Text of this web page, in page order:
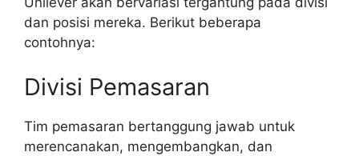
dan posisi mereka. Berikut beberapa
contohnya:
Divisi Pemasaran
Tim pemasaran bertanggung jawab untuk
merencanakan, mengembangkan, dan